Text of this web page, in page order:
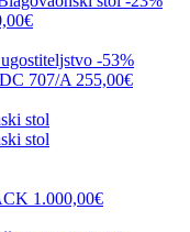
-53%
707/A 255,00€
1.000,00€